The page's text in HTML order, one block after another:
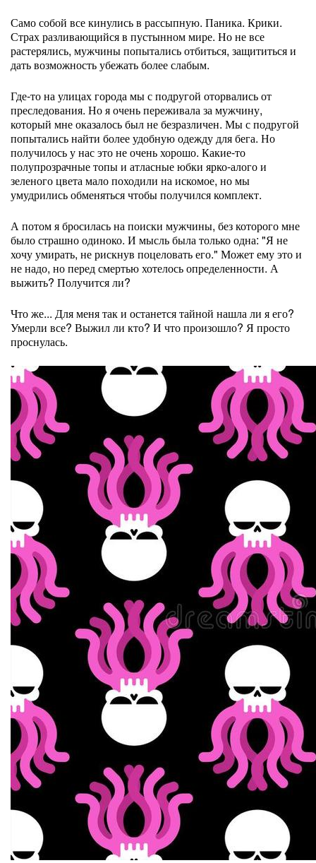
Само собой все кинулись в рассыпную. Паника. Крики.
Страх разливающийся в пустынном мире. Но не все
растерялись, мужчины попытались отбиться, защититься и
дать возможность убежать более слабым.
Где-то на улицах города мы с подругой оторвались от
преследования. Но я очень переживала за мужчину,
который мне оказалось был не безразличен. Мы с подругой
попытались найти более удобную одежду для бега. Но
получилось у нас это не очень хорошо. Какие-то
полупрозрачные топы и атласные юбки ярко-алого и
зеленого цвета мало походили на искомое, но мы
умудрились обменяться чтобы получился комплект.
А потом я бросилась на поиски мужчины, без которого мне
было страшно одиноко. И мысль была только одна: "Я не
хочу умирать, не рискнув поцеловать его." Может ему это и
не надо, но перед смертью хотелось определенности. А
выжить? Получится ли?
Что же... Для меня так и останется тайной нашла ли я его?
Умерли все? Выжил ли кто? И что произошло? Я просто
проснулась.